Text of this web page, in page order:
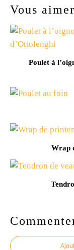
Vous
Poulet à
Wrap